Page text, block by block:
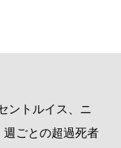
ントルイス、ニ
ごとの超過死者